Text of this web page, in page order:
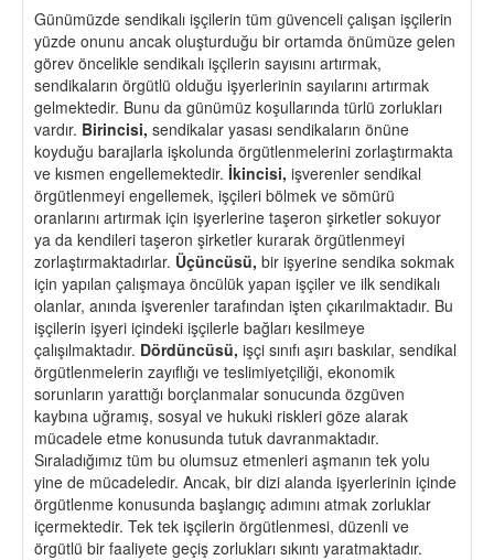
Günümüzde sendikalı işçilerin tüm güvenceli çalışan işçilerin
yüzde onunu ancak oluşturduğu bir ortamda önümüze gelen
görev öncelikle sendikalı işçilerin sayısını artırmak,
sendikaların örgütlü olduğu işyerlerinin sayılarını artırmak
gelmektedir. Bunu da günümüz koşullarında türlü zorlukları
vardır. Birincisi, sendikalar yasası sendikaların önüne
koyduğu barajlarla işkolunda örgütlenmelerini zorlaştırmakta
ve kısmen engellemektedir. İkincisi, işverenler sendikal
örgütlenmeyi engellemek, işçileri bölmek ve sömürü
oranlarını artırmak için işyerlerine taşeron şirketler sokuyor
ya da kendileri taşeron şirketler kurarak örgütlenmeyi
zorlaştırmaktadırlar. Üçüncüsü, bir işyerine sendika sokmak
için yapılan çalışmaya öncülük yapan işçiler ve ilk sendikalı
olanlar, anında işverenler tarafından işten çıkarılmaktadır. Bu
işçilerin işyeri içindeki işçilerle bağları kesilmeye
çalışılmaktadır. Dördüncüsü, işçi sınıfı aşırı baskılar, sendikal
örgütlenmelerin zayıflığı ve teslimiyetçiliği, ekonomik
sorunların yarattığı borçlanmalar sonucunda özgüven
kaybına uğramış, sosyal ve hukuki riskleri göze alarak
mücadele etme konusunda tutuk davranmaktadır.
Sıraladığımız tüm bu olumsuz etmenleri aşmanın tek yolu
yine de mücadeledir. Ancak, bir dizi alanda işyerlerinin içinde
örgütlenme konusunda başlangıç adımını atmak zorluklar
içermektedir. Tek tek işçilerin örgütlenmesi, düzenli ve
örgütlü bir faaliyete geçiş zorlukları sıkıntı yaratmaktadır.